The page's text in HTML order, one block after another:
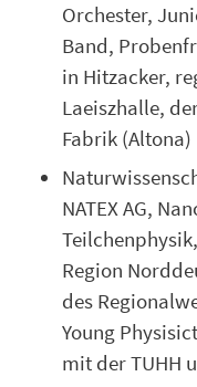
Orchester,
Band,
in Hitzacker,
Laeiszhalle,
Fabrik (Altona)
NATEX AG,
Region
des
Young
mit der TUHH